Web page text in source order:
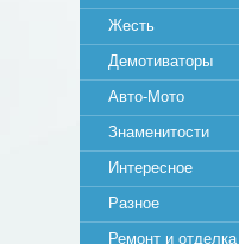
Жесть
Демотиваторы
Авто-Мото
Знаменитости
Интересное
Разное
Ремонт и отделка